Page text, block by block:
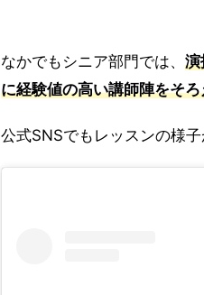
なかでもシニア部門では、 演
に経験値の高い講師陣をそ
公式SNSでもレッスンの様